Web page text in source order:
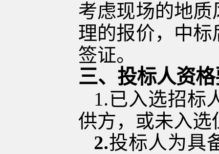
考虑现场的地
理的报价，中
签证。
三、投标人资
1.已入选招标
供方，或未入选
2.投标人为具